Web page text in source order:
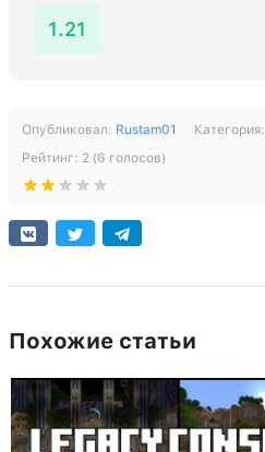
1.21
Опубликовал: Rustam01 Категория:
Рейтинг: 2 (6 голосов)
Похожие статьи